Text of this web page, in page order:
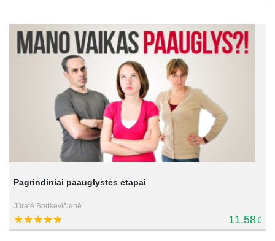
Pagrindiniai paauglystės etapai
Jūratė Bortkevičienė
11.58€